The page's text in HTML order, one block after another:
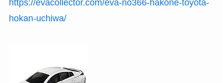
https://evacollector.com/eva-no366-hakone-toyota-
hokan-uchiwa/